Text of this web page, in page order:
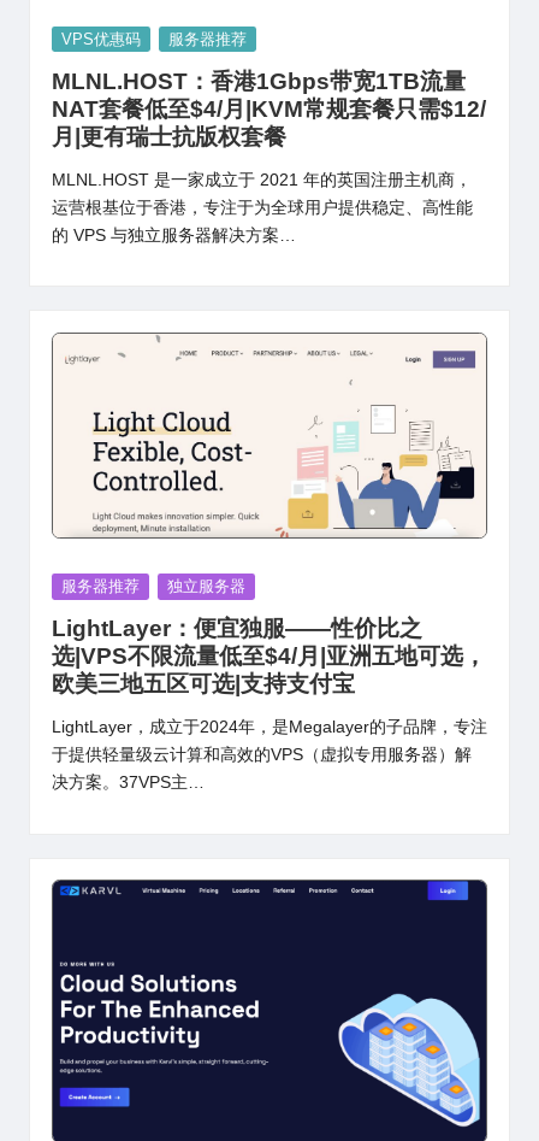
Posted
VPS优惠码 服务器推荐
MLNL.HOST：香港1Gbps带宽1TB流量
NAT套餐低至$4/月|KVM常规套餐只需$12/
月|更有瑞士抗版权套餐
MLNL.HOST 是一家成立于 2021 年的英国注册主机商，
运营根基位于香港，专注于为全球用户提供稳定、高性能
的 VPS 与独立服务器解决方案…
Posted
服务器推荐 独立服务器
LightLayer：便宜独服——性价比之
选|VPS不限流量低至$4/月|亚洲五地可选，
欧美三地五区可选|支持支付宝
LightLayer，成立于2024年，是Megalayer的子品牌，专注
于提供轻量级云计算和高效的VPS（虚拟专用服务器）解
决方案。37VPS主…